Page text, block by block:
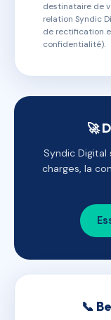
destinataire de
relation Syndic
de rectification
confidentialité).
🚀
Syndic Digital
charges, la
📞